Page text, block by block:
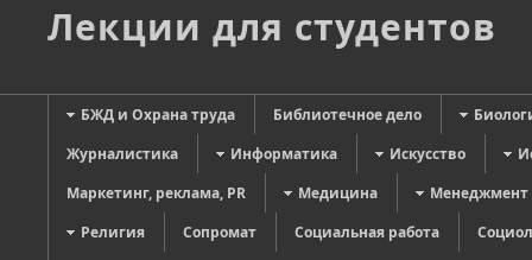
Лекции для студентов
БЖД и Охрана труда Библиотечное дело
Журналистика
Информатика Искусство
Маркетинг, реклама, PR
Медицина
Менеджмент
Религия
Сопромат Социальная работа